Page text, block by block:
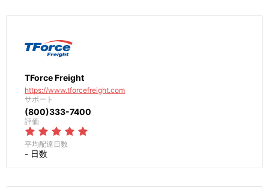
TForce Freight
https://www.tforcefreight.com
サポート
(800)333-7400
評価
平均配達日数
- 日数